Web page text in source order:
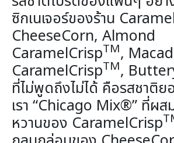
ซิกเนเจอร์ของร้าน
CheeseCorn, Almond
CaramelCrispTM,
CaramelCrispTM,
ที่ไม่พูดถึงไม่ได้ คือรสชาติ
เรา “Chicago Mix®” ที่ผ
หวานของ CaramelCrisp